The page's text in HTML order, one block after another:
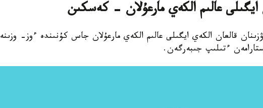
ايگىلى عالىم الكەي مارعۇلان - كەسكىن
قالعان الكەي ايگىلى عالىم الكەي مارعۇلان جاس كۇنىندە ءوز- وزىنە
ءتىلىپ جىبەرگەن.